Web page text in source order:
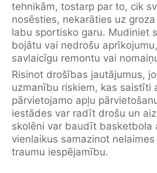
tehnikām, tostarp par to, cik
nosēsties, nekarāties uz
labu sportisko garu. Mudiniet
bojātu vai nedrošu
savlaicīgu remontu vai
Risinot drošības jautājumus,
uzmanību riskiem, kas saistīti
pārvietojamo apļu
iestādes var radīt drošu un
skolēni var baudīt basketbola
vienlaikus samazinot
traumu iespējamību.